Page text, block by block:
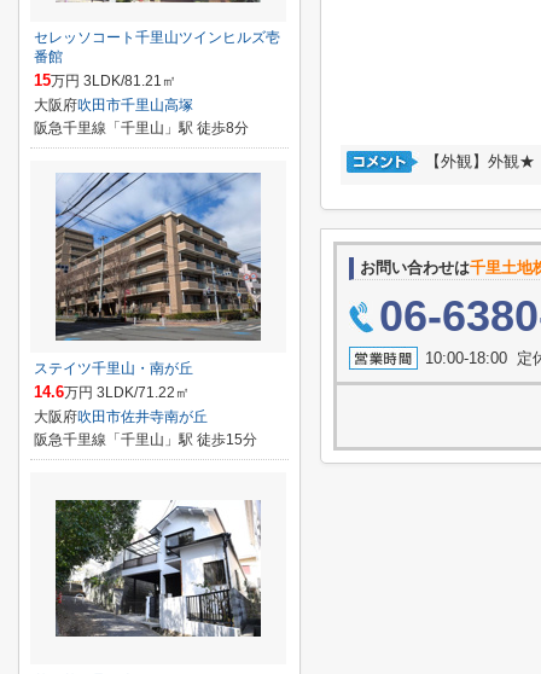
【外観】外観★
お問い合わせは千里土地
06-
10:00-18:00 定
セレッソコート千里山ツインヒルズ壱
番館
15万円 3LDK/81.21㎡
大阪府吹田市千里山高塚
阪急千里線「千里山」駅 徒歩8分
ステイツ千里山・南が丘
14.6万円 3LDK/71.22㎡
大阪府吹田市佐井寺南が丘
阪急千里線「千里山」駅 徒歩15分